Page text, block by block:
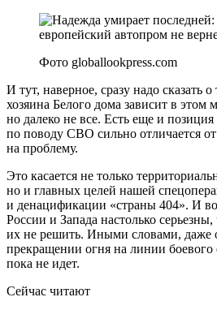
Фото globallookpress.com
И тут, наверное, сразу надо сказать
хозяина Белого дома зависит в этом
но далеко не все. Есть еще и
по поводу СВО сильно отличается от
на проблему.
Это касается не только
но и главных целей нашей
и денацификации «страны 404». И
России и Запада настолько
их не решить. Иными словами, даже
прекращении огня на линии боевого
пока не идет.
Сейчас читают